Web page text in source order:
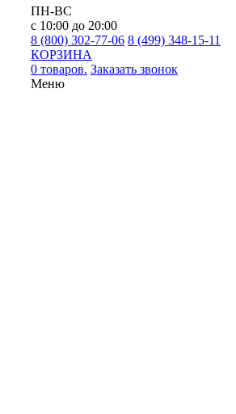
ПН-ВС
с 10:00 до 20:00
8 (800) 302-77-06 8 (499) 348-15-11
КОРЗИНА
0 товаров. Заказать звонок
Меню